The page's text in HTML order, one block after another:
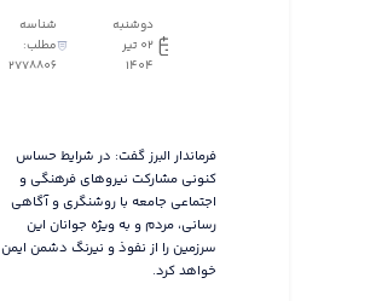
دوشنبه
02 تیر
1404
شناسه
مطلب:
2778806
فرماندار البرز گفت: در شرایط حساس
کنونی مشارکت نیروهای فرهنگی و
اجتماعی جامعه با روشنگری و آگاهی
رسانی، مردم و به ویژه جوانان این
سرزمین را از نفوذ و نیرنگ دشمن ایمن
خواهد کرد.